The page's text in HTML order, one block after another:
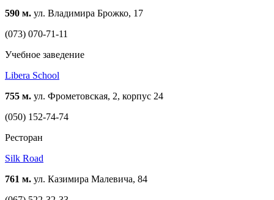
590 м. ул. Владимира Брожко, 17
(073) 070-71-11
Учебное заведение
Libera School
755 м. ул. Фрометовская, 2, корпус 24
(050) 152-74-74
Ресторан
Silk Road
761 м. ул. Казимира Малевича, 84